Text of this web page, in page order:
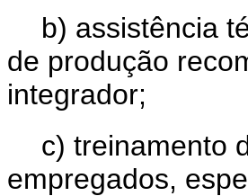
b) assistência
de produção
integrador;
c) treinamento
empregados,